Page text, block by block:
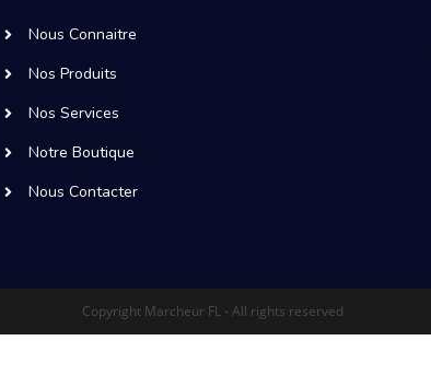
Nous Connaitre
Nos Produits
Nos Services
Notre Boutique
Nous Contacter
Copyright Marcheur FL - All rights reserved